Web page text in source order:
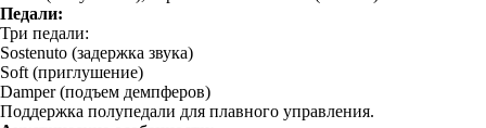
Педали:
Три педали:
Sostenuto (задержка звука)
Soft (приглушение)
Damper (подъем демпферов)
Поддержка полупедали для плавного управления.